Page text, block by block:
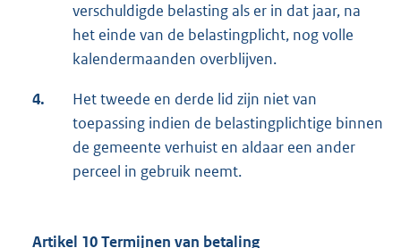
verschuldigde belasting als er in dat jaar, na
het einde van de belastingplicht, nog volle
kalendermaanden overblijven.
4.
Het tweede en derde lid zijn niet van
toepassing indien de belastingplichtige binnen
de gemeente verhuist en aldaar een ander
perceel in gebruik neemt.
Artikel 10 Termijnen van betaling